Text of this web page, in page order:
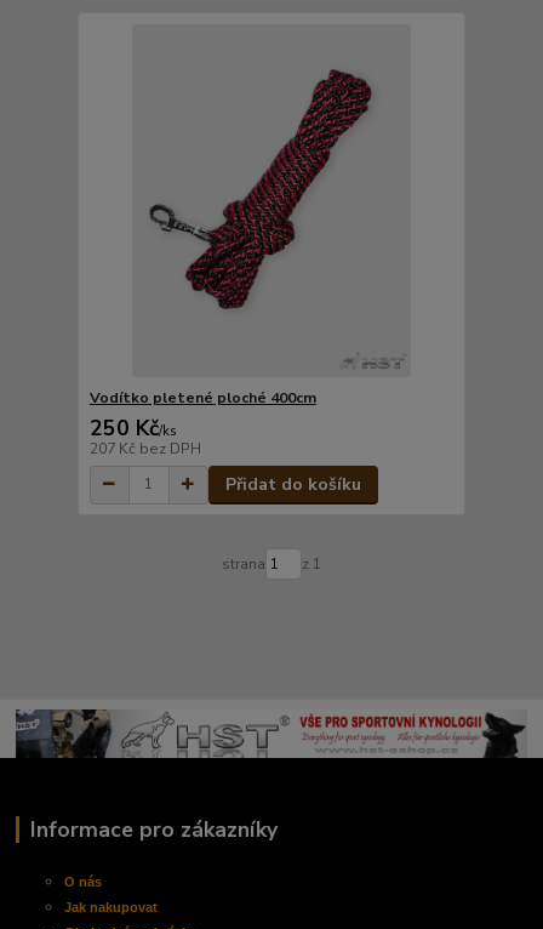
Vodítko pletené ploché 400cm
250 Kč/ks
207 Kč bez DPH
Přidat do košíku
strana z 1
Informace pro zákazníky
O nás
Jak nakupovat